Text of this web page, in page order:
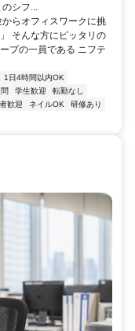
シフ...
らオフィスワークに挑
そんな方にピッタリの
プの一員である ニフテ
1日4時間以内OK
学生歓迎
転勤なし
歓迎 ネイルOK
研修あり